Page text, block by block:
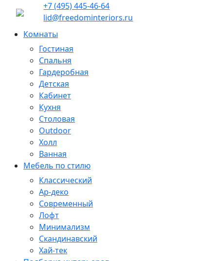
+7 (495) 445-46-64
lid@freedominteriors.ru
Комнаты
Гостиная
Спальня
Гардеробная
Детская
Кабинет
Кухня
Столовая
Outdoor
Холл
Ванная
Мебель по стилю
Классический
Ар-деко
Современный
Лофт
Минимализм
Скандинавский
Хай-тек